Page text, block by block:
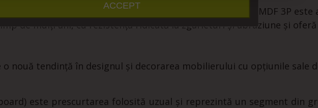
tehnologie de suprafață a plăcilor MDF - SMR. Placa MDF 3P
de mulți ani, cu rezistența ridicată la zgârieturi și abraziune și
o nouă tendință în designul și decorarea mobilierului cu opțiunile sale
este prescurtarea folosită uzual și reprezintă un segment din
ACCEPT